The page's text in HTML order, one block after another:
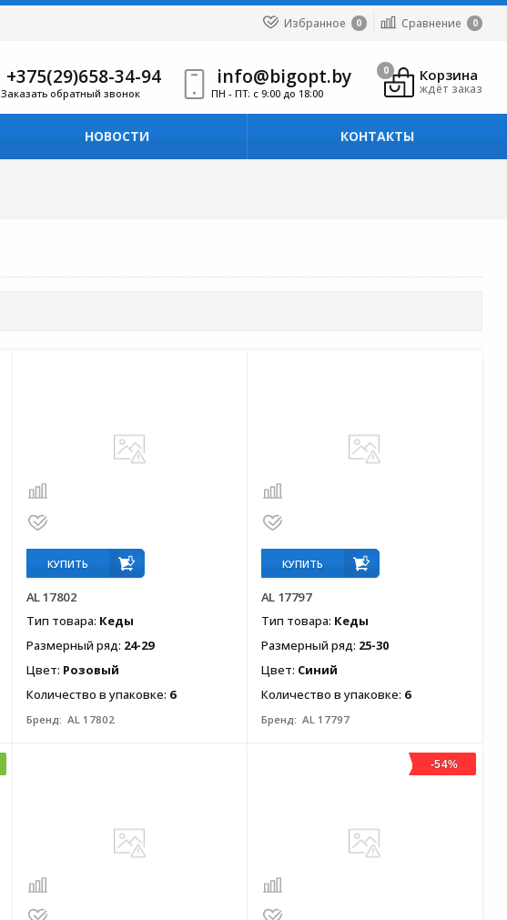
Избранное 0 Сравнение 0
+375(29)658-34-94
Заказать обратный звонок
info@bigopt.by
ПН - ПТ: с 9:00 до 18:00
Корзина
ждёт заказ
0
НОВОСТИ КОНТАКТЫ
КУПИТЬ
AL 17802
Тип товара: Кеды
Размерный ряд: 24-29
Цвет: Розовый
Количество в упаковке: 6
Бренд: AL 17802
КУПИТЬ
AL 17797
Тип товара: Кеды
Размерный ряд: 25-30
Цвет: Синий
Количество в упаковке: 6
Бренд: AL 17797
-54%